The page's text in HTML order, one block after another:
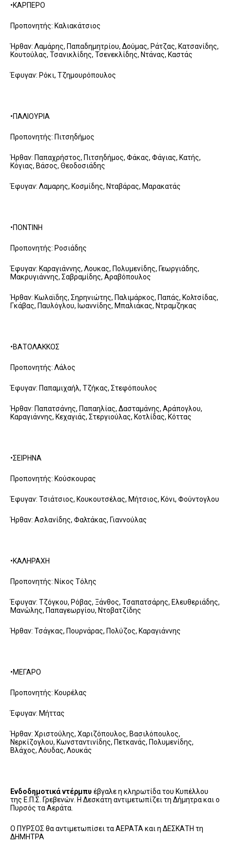
•ΚΑΡΠΕΡΟ
Προπονητής: Καλιακάτσιος
Ήρθαν: Λαμάρης, Παπαδημητρίου, Δούμας, Ράτζας, Κατσανίδης,
Κουτούλας, Τσανικλίδης, Τσενεκλίδης, Ντάνας, Καστάς
Έφυγαν: Ρόκι, Τζημουρόπουλος
•ΠΑΛΙΟΥΡΙΑ
Προπονητής: Πιτσηδήμος
Ήρθαν: Παπαχρήστος, Πιτσηδήμος, Φάκας, Φάγιας, Κατής,
Κόγιας, Βάσος, Θεοδοσιάδης
Έφυγαν: Λαμαρης, Κοσμίδης, Νταβάρας, Μαρακατάς
•ΠΟΝΤΙΝΗ
Προπονητής: Ροσιάδης
Έφυγαν: Καραγιάννης, Λουκας, Πολυμενίδης, Γεωργιάδης,
Μακρυγιάννης, Σαβραμίδης, Αραβόπουλος
Ήρθαν: Κωλαϊδης, Σηρηνιώτης, Παλιμάρκος, Παπάς, Κολτσίδας,
Γκάβας, Παυλόγλου, Ιωαννίδης, Μπαλιάκας, Ντραμζηκας
•ΒΑΤΟΛΑΚΚΟΣ
Προπονητής: Λάλος
Έφυγαν: Παπαμιχαήλ, Τζήκας, Στεφόπουλος
Ήρθαν: Παπατσάνης, Παπαηλίας, Δασταμάνης, Αράπογλου,
Καραγιάννης, Κεχαγιάς, Στεργιούλας, Κοτλίδας, Κόττας
•ΣΕΙΡΗΝΑ
Προπονητής: Κούσκουρας
Έφυγαν: Τσιάτσιος, Κουκουτσέλας, Μήτσιος, Κόνι, Φούντογλου
Ήρθαν: Ασλανίδης, Φαλτάκας, Γιαννούλας
•ΚΑΛΗΡΑΧΗ
Προπονητής: Νίκος Τόλης
Έφυγαν: Τζόγκου, Ρόβας, Ξάνθος, Τσαπατσάρης, Ελευθεριάδης,
Μανώλης, Παπαγεωργίου, Ντοβατζίδης
Ήρθαν: Τσάγκας, Πουρνάρας, Πολύζος, Καραγιάννης
•ΜΕΓΑΡΟ
Προπονητής: Κουρέλας
Έφυγαν: Μήττας
Ήρθαν: Χριστούλης, Χαριζόπουλος, Βασιλόπουλος,
Νερκίζογλου, Κωνσταντινίδης, Πετκανάς, Πολυμενίδης,
Βλάχος, Λόυδας, Λουκάς
Ενδοδημοτικά ντέρμπυ έβγαλε η κληρωτίδα του Κυπέλλου
της Ε.Π.Σ. Γρεβενών. Η Δεσκάτη αντιμετωπίζει τη Δήμητρα και ο
Πυρσός τα Αεράτα.
Ο ΠΥΡΣΟΣ θα αντιμετωπίσει τα ΑΕΡΑΤΑ και η ΔΕΣΚΑΤΗ τη
ΔΗΜΗΤΡΑ